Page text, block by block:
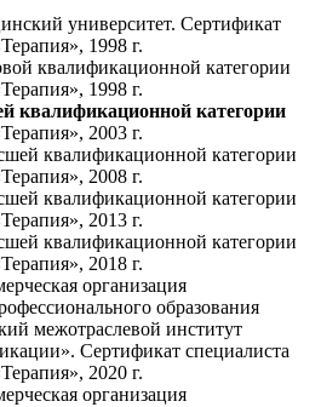
университет. Сертификат
1998 г.
квалификационной категории
1998 г.
квалификационной категории
2003 г.
квалификационной категории
2008 г.
квалификационной категории
2013 г.
квалификационной категории
2018 г.
организация
образования
межотраслевой институт
Сертификат специалиста
2020 г.
организация